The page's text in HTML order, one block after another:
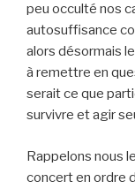
peu occulté nos
autosuffisance
alors désormais
à remettre en
serait ce que
survivre et agir
Rappelons nous
concert en ordre